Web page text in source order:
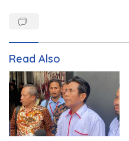
Read Also